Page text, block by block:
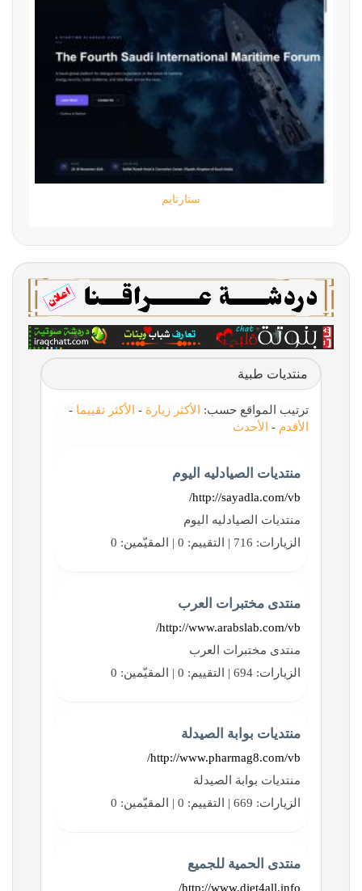
ستارتايم
منتديات طبية
ترتيب المواقع حسب: الأكثر زيارة - الأكثر تقييما -
الأقدم - الأحدث
منتديات الصيادليه اليوم
http://sayadla.com/vb/
منتديات الصيادليه اليوم
الزيارات: 716 | التقييم: 0 | المقيّمين: 0
منتدى مختبرات العرب
http://www.arabslab.com/vb/
منتدى مختبرات العرب
الزيارات: 694 | التقييم: 0 | المقيّمين: 0
منتديات بوابة الصيدلة
http://www.pharmag8.com/vb/
منتديات بوابة الصيدلة
الزيارات: 669 | التقييم: 0 | المقيّمين: 0
منتدى الحمية للجميع
http://www.diet4all.info/